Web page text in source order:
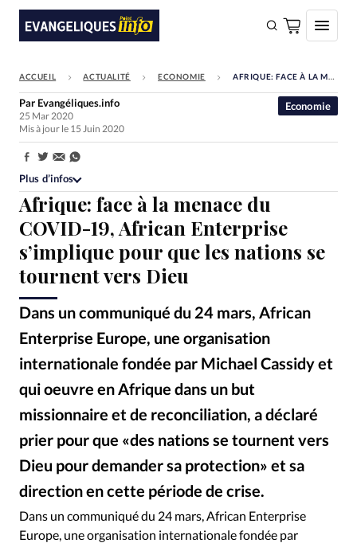
FAIRE UN DON
Faire un don
Société
Monde
Bible
Toute l'actualité
Se connecter
Devise:
CHF
RUBRIQUES
Culture
Laicité
Mission
Monde People Politique
Religions
Société
ACCUEIL ACTUALITÉ ECONOMIE AFRIQUE: FACE À LA MENACE DU COVID-19, AFRICAN ENTERPRISE S’IMPLIQUE POUR QUE LES NATIONS SE TOURNENT VERS DIEU
Afrique: face à la menace du
COVID-19, African Enterprise
s’implique pour que les nations se
tournent vers Dieu
Dans un communiqué du 24 mars, African
Enterprise Europe, une organisation
internationale fondée par Michael Cassidy et
qui oeuvre en Afrique dans un but
missionnaire et de reconciliation, a déclaré
prier pour que «des nations se tournent vers
Dieu pour demander sa protection» et sa
direction en cette période de crise.
Economie
Par Evangéliques.info
25 Mar 2020
Mis à jour le 15 Juin 2020
Partager:
Plus d’infos
©Rassemblement de African Enterprise © Facebook
Dans un communiqué du 24 mars, African Enterprise
Europe, une organisation internationale fondée par